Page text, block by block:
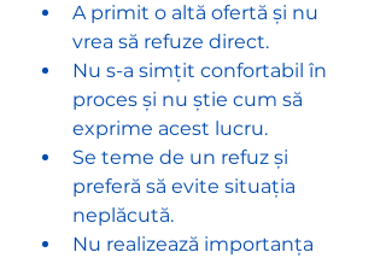
A primit o altă ofertă și nu
vrea să refuze direct.
Nu s-a simțit confortabil în
proces și nu știe cum să
exprime acest lucru.
Se teme de un refuz și
preferă să evite situația
neplăcută.
Nu realizează importanța